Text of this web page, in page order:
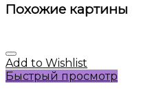
Похожие картины
Add to Wishlist
Быстрый просмотр